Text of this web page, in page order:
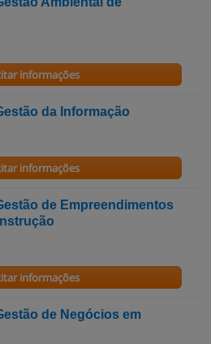
informações
da Informação
informações
de Empreendimentos
informações
de Negócios em